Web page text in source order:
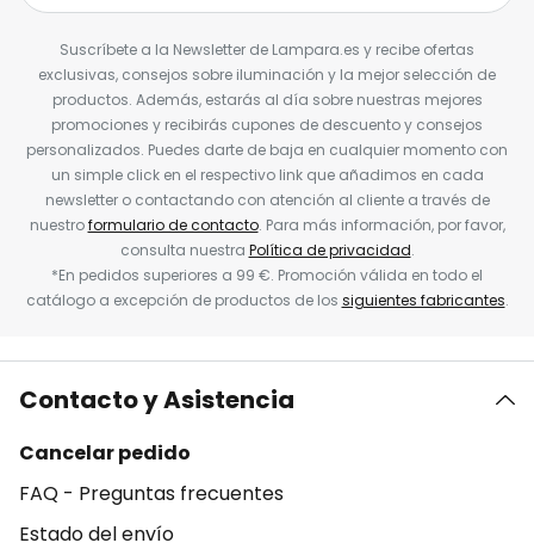
Suscríbete a la Newsletter de Lampara.es y recibe ofertas
exclusivas, consejos sobre iluminación y la mejor selección de
productos. Además, estarás al día sobre nuestras mejores
promociones y recibirás cupones de descuento y consejos
personalizados. Puedes darte de baja en cualquier momento con
un simple click en el respectivo link que añadimos en cada
newsletter o contactando con atención al cliente a través de
nuestroformulario de contacto. Para más información, por favor,
consulta nuestra Política de privacidad.
*En pedidos superiores a 99 €. Promoción válida en todo el
catálogo a excepción de productos de los siguientes fabricantes.
Contacto y Asistencia
Cancelar pedido
FAQ - Preguntas frecuentes
Estado del envío